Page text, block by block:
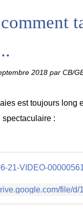
2018 par CB/
est toujours long
spectaculaire :